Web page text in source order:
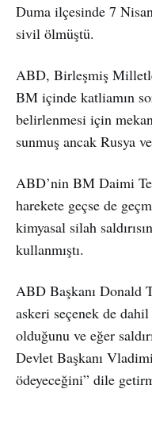
Duma ilçesinde 7
sivil ölmüştü.
ABD, Birleşmiş
BM içinde katliamın
belirlenmesi için
sunmuş ancak Rusya
ABD’nin BM Daimi
harekete geçse de
kimyasal silah
kullanmıştı.
ABD Başkanı Donald
askeri seçenek de
olduğunu ve eğer
Devlet Başkanı
ödeyeceğini” dile